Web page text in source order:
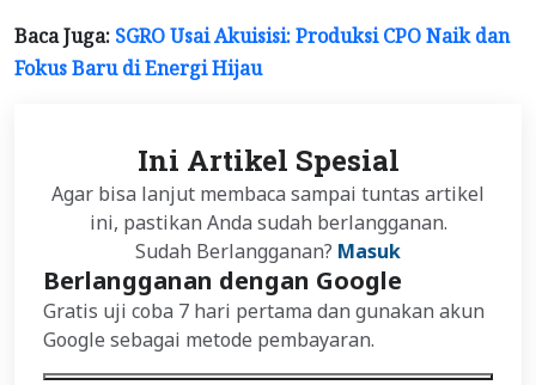
Baca Juga: SGRO Usai Akuisisi: Produksi CPO Naik dan
Fokus Baru di Energi Hijau
Ini Artikel Spesial
Agar bisa lanjut membaca sampai tuntas artikel
ini, pastikan Anda sudah berlangganan.
Sudah Berlangganan? Masuk
Berlangganan dengan Google
Gratis uji coba 7 hari pertama dan gunakan akun
Google sebagai metode pembayaran.